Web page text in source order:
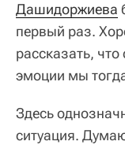
Дашидоржиева
первый раз.
рассказать,
эмоции мы
Здесь
ситуация.